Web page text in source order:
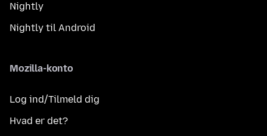
Nightly
Nightly til Android
Mozilla-konto
Log ind/Tilmeld dig
Hvad er det?